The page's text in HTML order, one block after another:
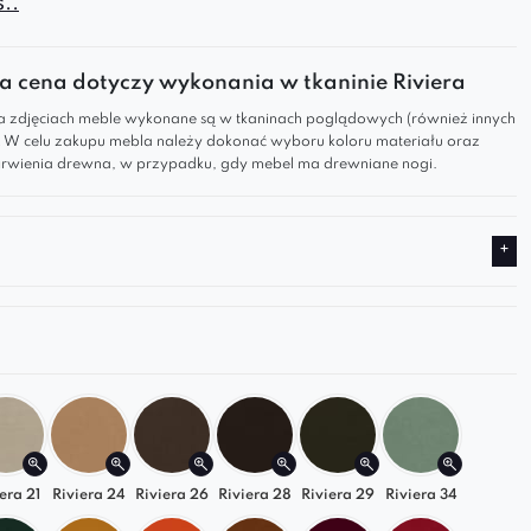
łóżka do sypialni, które zachwyci stylem i
designu i funkcjonalności, które
wnętrze.
w perfekcyjnej harmonii
dodają wnętrzu lekkości i przytulności.
rozwiązania dla Twojej
to nie tylko piękny wygląd, ale także
która ułatwi codzienne życie:
cena dotyczy wykonania w tkaninie Riviera
zdjęciach meble wykonane są w tkaninach poglądowych (również innych
W celu zakupu mebla należy dokonać wyboru koloru materiału oraz
drewna, w przypadku, gdy mebel ma drewniane nogi.
21 Riviera 24 Riviera 26 Riviera 28 Riviera 29 Riviera 34